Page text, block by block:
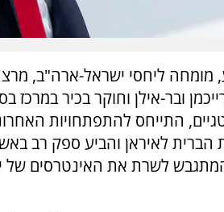
מומחה ליחסי ישראל-ארה"ב,
ובר-אילן וחוקר בכיר במרכז
התייחס להתפתחויות
הברית לאיראן והביע ספק רב
לשרת את האינטרסים של